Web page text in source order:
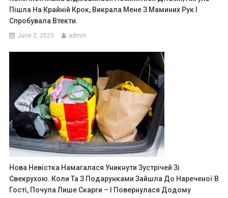
Пішла На Крайній Крок, Викрала Мене З Маминих Рук І
Спробувала Втекти.
June 2, 2023 admin
Нова Невістка Намагалася Уникнути Зустрічей Зі
Свекрухою. Коли Та З Подарунками Зайшла До Нареченої В
Гості, Почула Лише Скарrи – І Повернулася Додому